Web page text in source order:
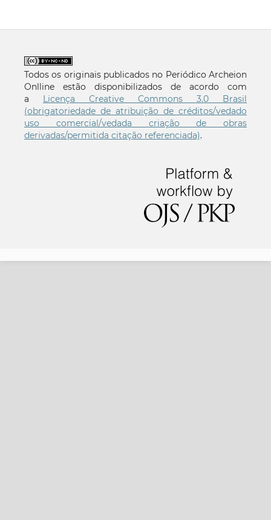
Todos os originais publicados no Periódico Archeion
Onlline estão disponibilizados de acordo com
a Licença Creative Commons 3.0 Brasil
(obrigatoriedade de atribuição de créditos/vedado
uso comercial/vedada criação de obras
derivadas/permitida citação referenciada).